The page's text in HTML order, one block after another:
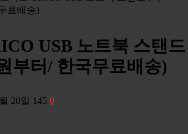
료배송)
USB 노트북 스탠드
부터/ 한국무료배송)
20일 145 0